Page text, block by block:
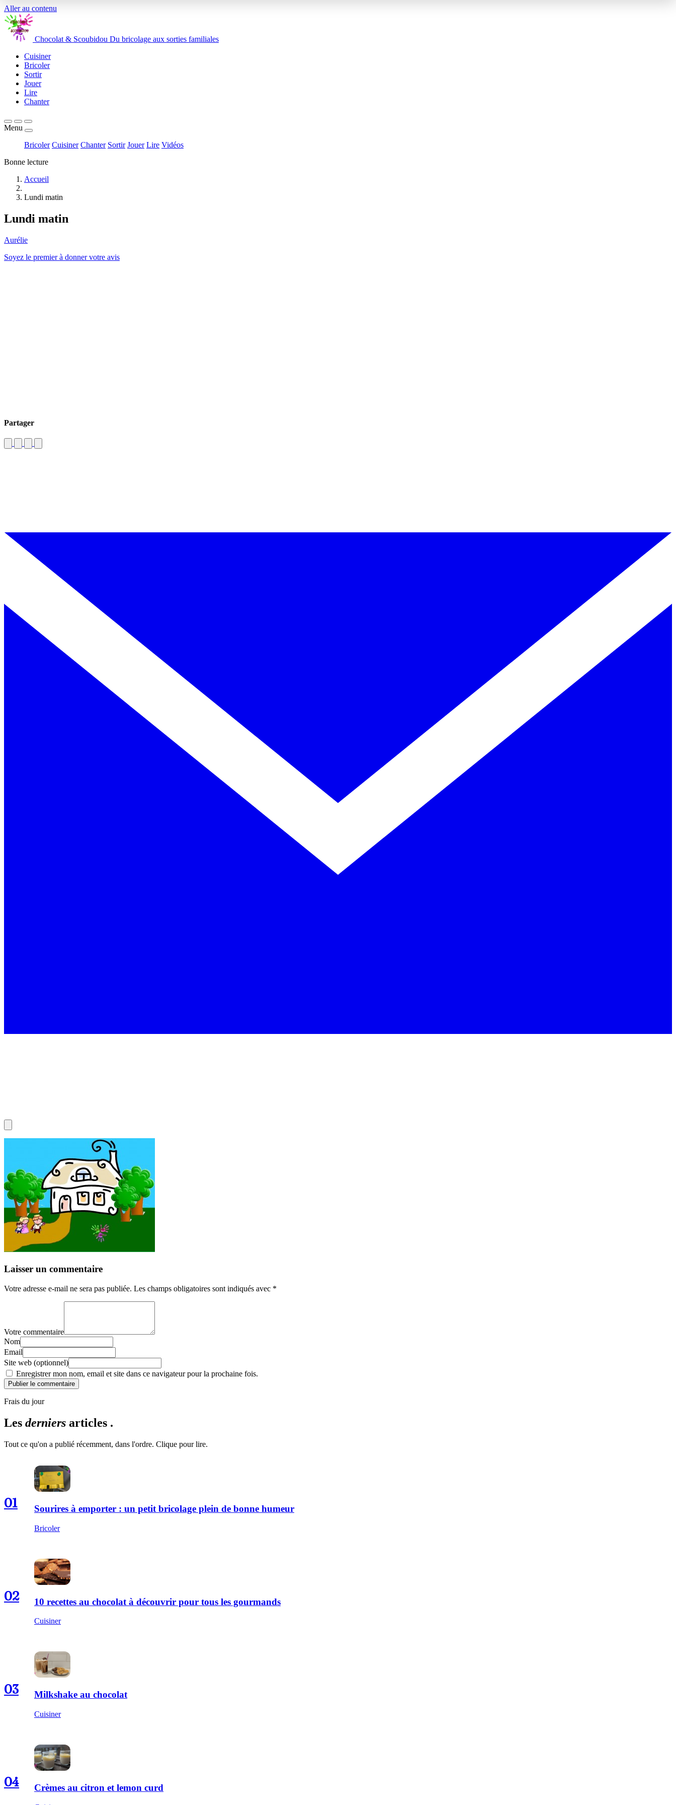
Aller au contenu
Chocolat & Scoubidou Du bricolage aux sorties familiales
Cuisiner
Bricoler
Sortir
Jouer
Lire
Chanter
Menu
Bricoler Cuisiner Chanter Sortir Jouer Lire Vidéos
Bonne lecture
Accueil
Lundi matin
Lundi matin
Aurélie
Soyez le premier à donner votre avis
Partager
Laisser un commentaire
Votre adresse e-mail ne sera pas publiée. Les champs obligatoires sont indiqués avec *
Votre commentaire
Nom
Email
Site web (optionnel)
Enregistrer mon nom, email et site dans ce navigateur pour la prochaine fois.
Publier le commentaire
Frais du jour
Les derniers articles .
Tout ce qu'on a publié récemment, dans l'ordre. Clique pour lire.
01 Sourires à emporter : un petit bricolage plein de bonne humeur
Bricoler
02 10 recettes au chocolat à découvrir pour tous les gourmands
Cuisiner
03 Milkshake au chocolat
Cuisiner
04 Crèmes au citron et lemon curd